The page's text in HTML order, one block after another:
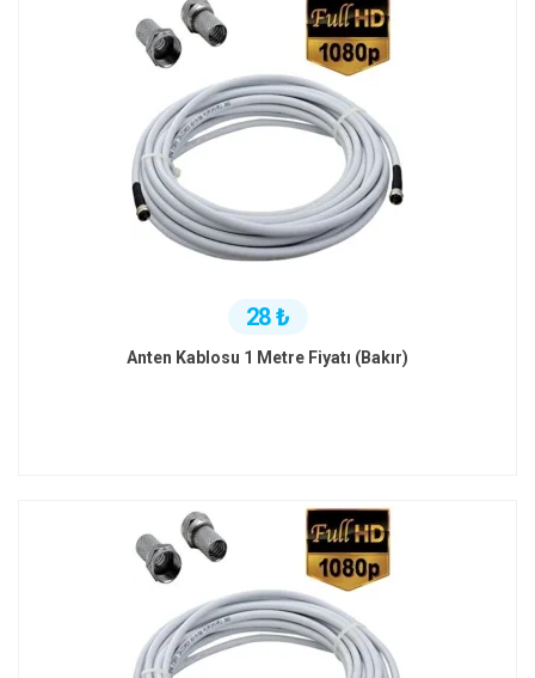
28 ₺
Anten Kablosu 1 Metre Fiyatı (Bakır)